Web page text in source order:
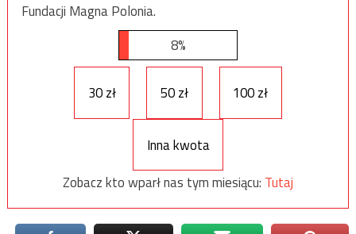
Fundacji Magna Polonia.
8%
30 zł 50 zł 100 zł
Inna kwota
Zobacz kto wparł nas tym miesiącu: Tutaj